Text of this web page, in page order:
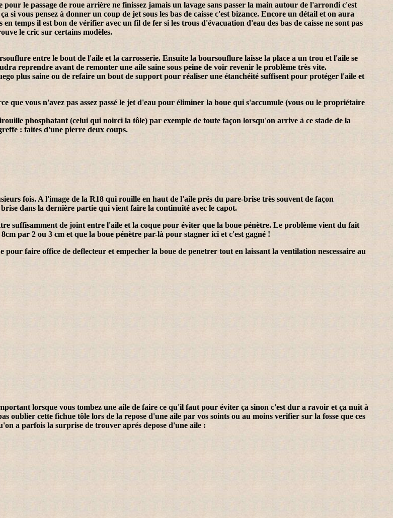
le passage de roue arrière ne finissez jamais un lavage sans passer la main autour de l'arrondi c'est
vous pensez à donner un coup de jet sous les bas de caisse c'est bizance. Encore un détail et on aura
temps il est bon de vérifier avec un fil de fer si les trous d'évacuation d'eau des bas de caisse ne sont pas
le cric sur certains modèles.
entre le bout de l'aile et la carrosserie. Ensuite la boursouflure laisse la place a un trou et l'aile se
reprendre avant de remonter une aile saine sous peine de voir revenir le problème très vite.
plus saine ou de refaire un bout de support pour réaliser une étanchéité suffisent pour protéger l'aile et
que vous n'avez pas assez passé le jet d'eau pour éliminer la boue qui s'accumule (vous ou le propriétaire
phosphatant (celui qui noirci la tôle) par exemple de toute façon lorsqu'on arrive à ce stade de la
: faites d'une pierre deux coups.
fois. A l'image de la R18 qui rouille en haut de l'aile prés du pare-brise très souvent de façon
dans la dernière partie qui vient faire la continuité avec le capot.
suffisamment de joint entre l'aile et la coque pour éviter que la boue pénètre. Le problème vient du fait
par 2 ou 3 cm et que la boue pénètre par-là pour stagner ici et c'est gagné !
faire office de deflecteur et empecher la boue de penetrer tout en laissant la ventilation nescessaire au
lorsque vous tombez une aile de faire ce qu'il faut pour éviter ça sinon c'est dur a ravoir et ça nuit à
oublier cette fichue tôle lors de la repose d'une aile par vos soints ou au moins verifier sur la fosse que ces
a parfois la surprise de trouver aprés depose d'une aile :